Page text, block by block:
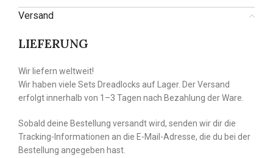
Versand
LIEFERUNG
Wir liefern weltweit!
Wir haben viele Sets Dreadlocks auf Lager. Der Versand
erfolgt innerhalb von 1–3 Tagen nach Bezahlung der Ware.
Sobald deine Bestellung versandt wird, senden wir dir die
Tracking-Informationen an die E-Mail-Adresse, die du bei der
Bestellung angegeben hast.